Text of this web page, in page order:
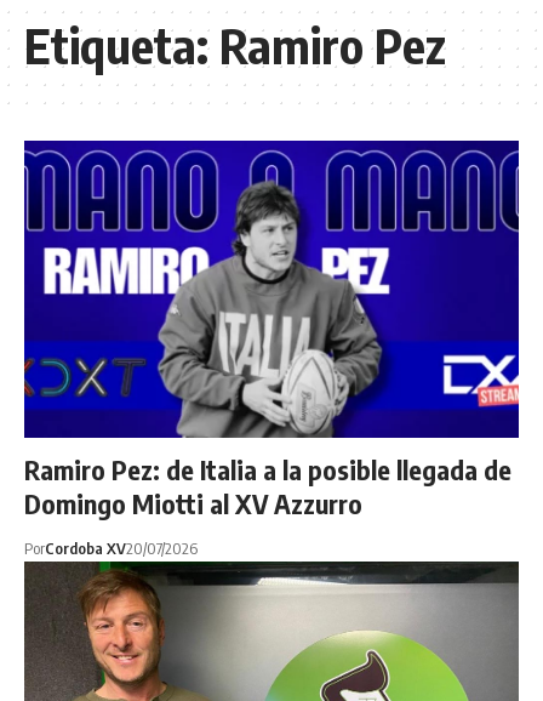
Etiqueta: Ramiro Pez
Ramiro Pez: de Italia a la posible llegada de
Domingo Miotti al XV Azzurro
PorCordoba XV20/07/2026